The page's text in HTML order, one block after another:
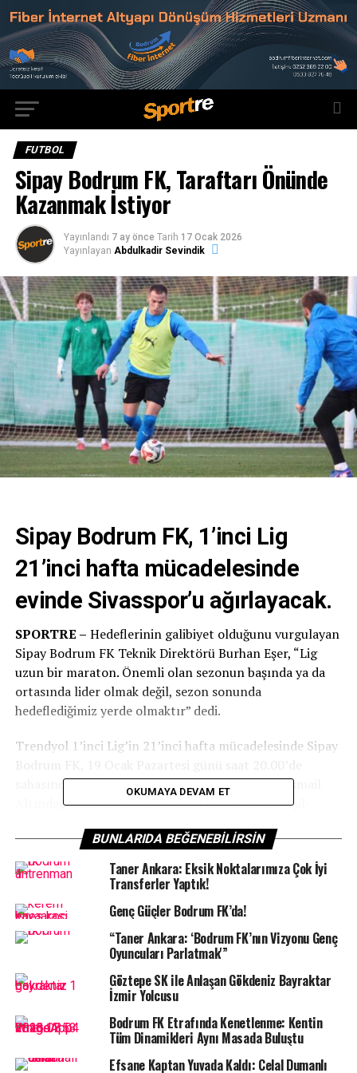
FUTBOL
Sipay Bodrum FK, Taraftarı Önünde
Kazanmak İstiyor
Yayınlandı 7 ay önce Tarih 17 Ocak 2026
Yayınlayan Abdulkadir Sevindik
Sipay Bodrum FK, 1’inci Lig
21’inci hafta mücadelesinde
evinde Sivasspor’u ağırlayacak.
SPORTRE – Hedeflerinin galibiyet olduğunu vurgulayan
Sipay Bodrum FK Teknik Direktörü Burhan Eşer, “Lig
uzun bir maraton. Önemli olan sezonun başında ya da
ortasında lider olmak değil, sezon sonunda
hedeflediğimiz yerde olmaktır” dedi.
Trendyol 1’inci Lig’in 21’inci hafta mücadelesinde Sipay
sahasında Sivasspor’u konuk edecek. Yalıçiftlik İsmail
Altındağ Tesisleri’nde hazırlıklarını sürdüren yeşil-
önünde 3 puana uzanan taraf olmak istiyor.
OKUMAYA DEVAM ET
BUNLARIDA BEĞENEBILIRSIN
Taner Ankara: Eksik Noktalarımıza Çok İyi
Transferler Yaptık!
Genç Güçler Bodrum FK’da!
“Taner Ankara: ‘Bodrum FK’nın Vizyonu Genç
Oyuncuları Parlatmak'”
Göztepe SK ile Anlaşan Gökdeniz Bayraktar
İzmir Yolcusu
Bodrum FK Etrafında Kenetlenme: Kentin
Tüm Dinamikleri Aynı Masada Buluştu
Efsane Kaptan Yuvada Kaldı: Celal Dumanlı